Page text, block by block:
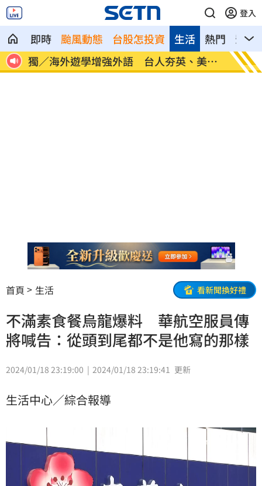
登入
即時 颱風動態 台股怎投資 熱門 影音
生活
30
獨／海外遊學增強外語 台人夯英、美、
加
長尾
因
首頁 生活 看新聞換好禮
不滿素食餐烏龍爆料 華航空服員傳
將喊告：從頭到尾都不是他寫的那樣
2024/01/18 23:19:00 2024/01/18 23:19:41 更新
生活中心／綜合報導